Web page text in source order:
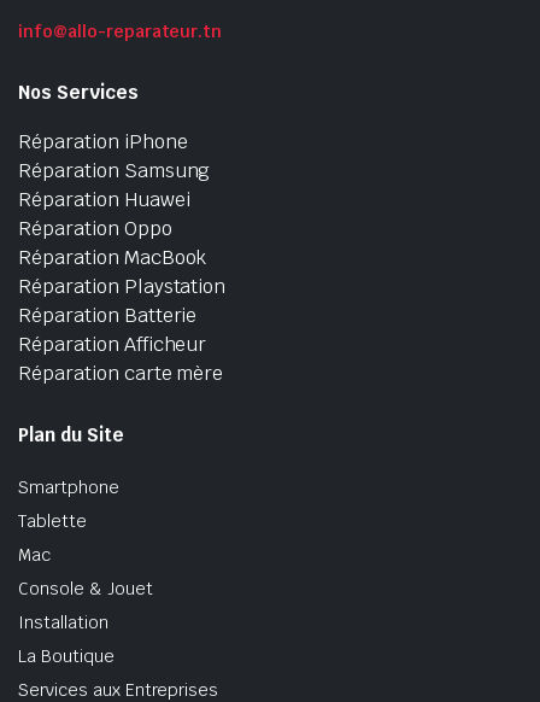
info@allo-reparateur.tn
Nos Services
Réparation iPhone
Réparation Samsung
Réparation Huawei
Réparation Oppo
Réparation MacBook
Réparation Playstation
Réparation Batterie
Réparation Afficheur
Réparation carte mère
Plan du Site
Smartphone
Tablette
Mac
Console & Jouet
Installation
La Boutique
Services aux Entreprises